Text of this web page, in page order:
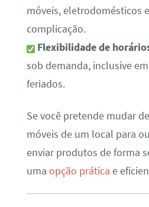
móveis, eletrodomésticos
complicação.
Flexibilidade de
sob demanda, inclusive
feriados.
Se você pretende mudar
móveis de um local para
enviar produtos de forma
uma opção prática e